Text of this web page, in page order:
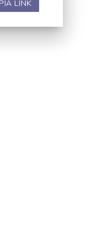
LINK